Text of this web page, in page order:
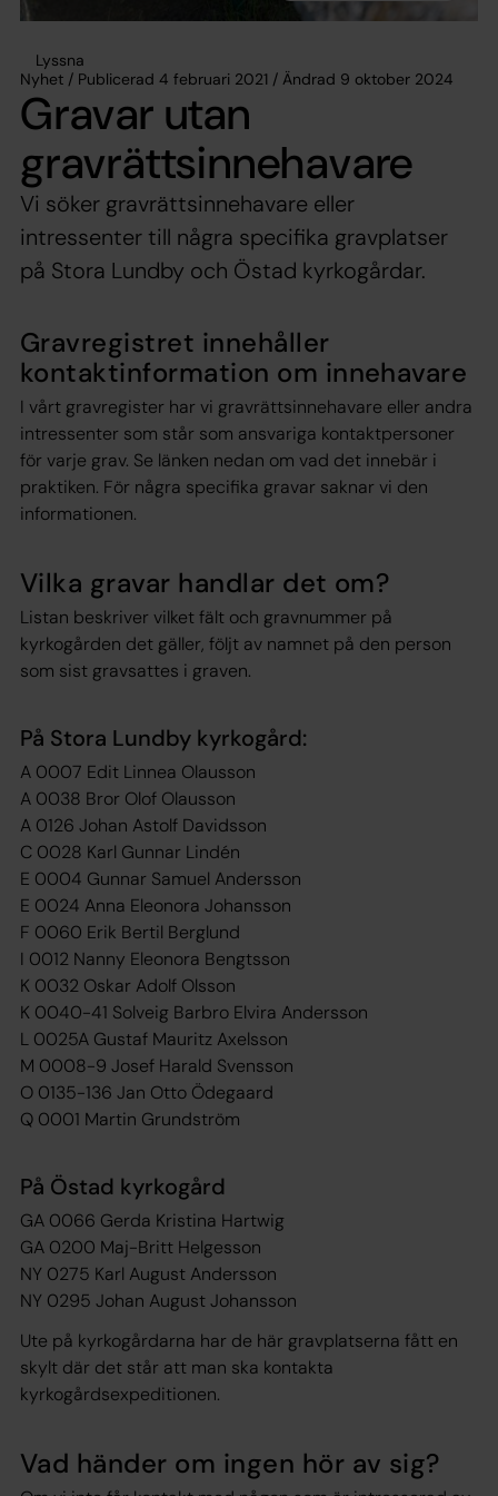
Lyssna
Nyhet / Publicerad 4 februari 2021 / Ändrad 9 oktober 2024
Gravar utan
gravrättsinnehavare
Vi söker gravrättsinnehavare eller
intressenter till några specifika gravplatser
på Stora Lundby och Östad kyrkogårdar.
Gravregistret innehåller
kontaktinformation om innehavare
I vårt gravregister har vi gravrättsinnehavare eller andra
intressenter som står som ansvariga kontaktpersoner
för varje grav. Se länken nedan om vad det innebär i
praktiken. För några specifika gravar saknar vi den
informationen.
Vilka gravar handlar det om?
Listan beskriver vilket fält och gravnummer på
kyrkogården det gäller, följt av namnet på den person
som sist gravsattes i graven.
På Stora Lundby kyrkogård:
A 0007 Edit Linnea Olausson
A 0038 Bror Olof Olausson
A 0126 Johan Astolf Davidsson
C 0028 Karl Gunnar Lindén
E 0004 Gunnar Samuel Andersson
E 0024 Anna Eleonora Johansson
F 0060 Erik Bertil Berglund
I 0012 Nanny Eleonora Bengtsson
K 0032 Oskar Adolf Olsson
K 0040-41 Solveig Barbro Elvira Andersson
L 0025A Gustaf Mauritz Axelsson
M 0008-9 Josef Harald Svensson
O 0135-136 Jan Otto Ödegaard
Q 0001 Martin Grundström
På Östad kyrkogård
GA 0066 Gerda Kristina Hartwig
GA 0200 Maj-Britt Helgesson
NY 0275 Karl August Andersson
NY 0295 Johan August Johansson
Ute på kyrkogårdarna har de här gravplatserna fått en
skylt där det står att man ska kontakta
kyrkogårdsexpeditionen.
Vad händer om ingen hör av sig?